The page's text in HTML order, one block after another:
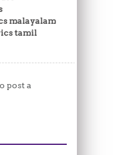
malayalam
tamil
post a